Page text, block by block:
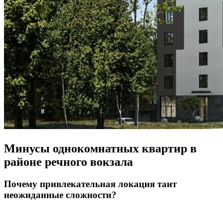
Минусы однокомнатных квартир в
районе речного вокзала
Почему привлекательная локация таит
неожиданные сложности?